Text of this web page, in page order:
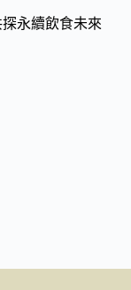
永續飲食未來